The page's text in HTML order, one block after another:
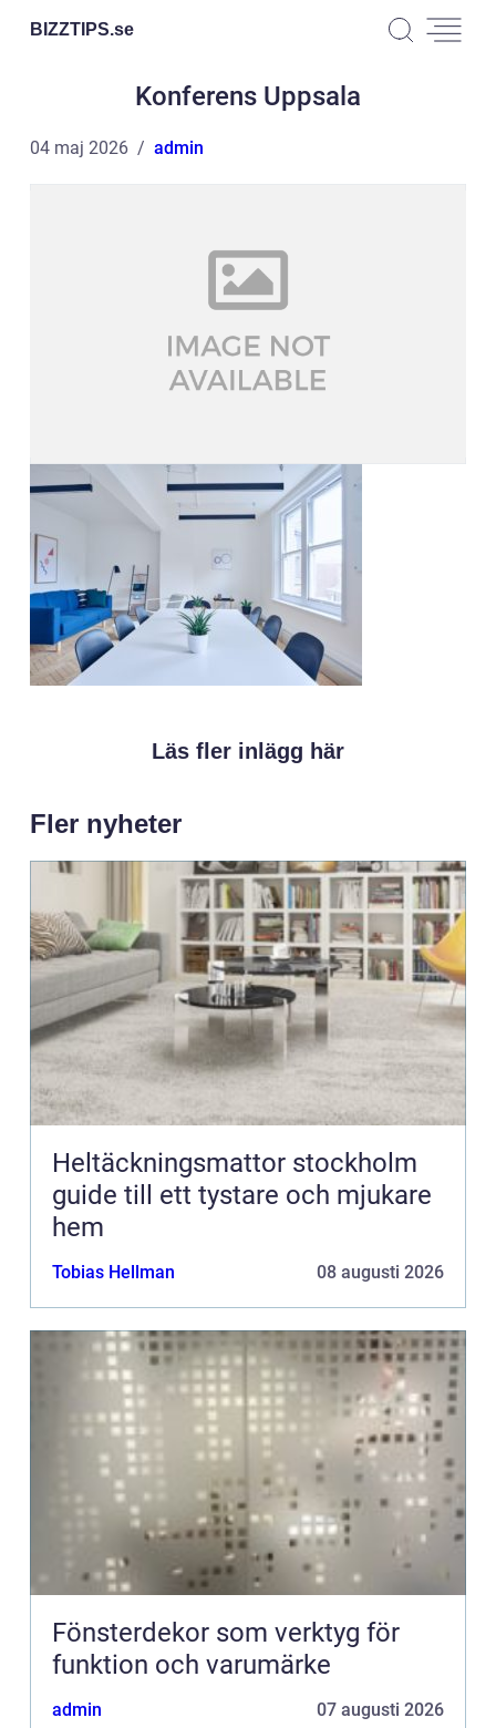
BIZZTIPS.se
Konferens Uppsala
04 maj 2026 admin
Läs fler inlägg här
Fler nyheter
Heltäckningsmattor stockholm
guide till ett tystare och mjukare
hem
Tobias Hellman 08 augusti 2026
Fönsterdekor som verktyg för
funktion och varumärke
admin 07 augusti 2026